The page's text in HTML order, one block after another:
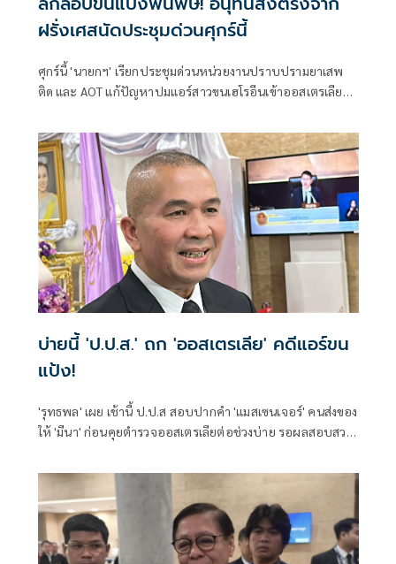
ฝรั่งเศสนัดประชุมด่วนศุกร์นี้
ศุกร์นี้ 'นายกฯ' เรียกประชุมด่วนหน่วยงานปราบปรามยาเสพ
ติด และ AOT แก้ปัญหาปมแอร์สาวขนเฮโรอีนเข้าออสเตรเลีย
บ่ายนี้ 'ป.ป.ส.' ถก 'ออสเตรเลีย' คดีแอร์ขน
แป้ง!
'รุทธพล' เผย เช้านี้ ป.ป.ส สอบปากคำ 'แมสเซนเจอร์' คนส่งของ
ให้ 'มีนา' ก่อนคุยตำรวจออสเตรเลียต่อช่วงบ่าย รอผลสอบสวน